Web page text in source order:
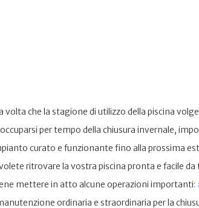
volta che la stagione di utilizzo della piscina
per tempo della chiusura invernale,
curato e funzionante fino alla prossima
ritrovare la vostra piscina pronta e facile
mettere in atto alcune operazioni importanti:
ordinaria e straordinaria per la